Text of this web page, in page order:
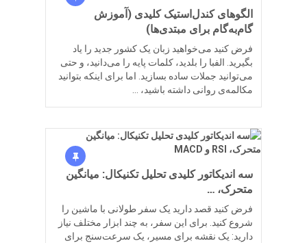
الگوهای کندل‌استیک کلیدی (آموزش
گام‌به‌گام برای مبتدی‌ها)
فرض کنید می‌خواهید زبان یک کشور جدید را یاد
بگیرید. الفبا را بلدید، کلمات پایه را می‌دانید، و حتی
می‌توانید جملات ساده بسازید. اما برای اینکه بتوانید
مکالمه‌ی روانی داشته باشید، …
سه اندیکاتور کلیدی تحلیل تکنیکال: میانگین
متحرک، …
فرض کنید قصد دارید یک سفر طولانی با ماشین را
شروع کنید. برای این سفر، به چند ابزار مختلف نیاز
دارید: یک نقشه برای مسیر، یک سرعت‌سنج برای